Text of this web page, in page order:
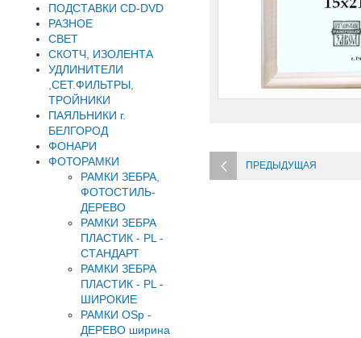
ПРЕДЫДУЩАЯ
ПОДСТАВКИ CD-DVD
РАЗНОЕ
СВЕТ
СКОТЧ, ИЗОЛЕНТА
УДЛИНИТЕЛИ
,СЕТ.ФИЛЬТРЫ,
ТРОЙНИКИ
ПАЯЛЬНИКИ г.
БЕЛГОРОД
ФОНАРИ
ФОТОРАМКИ
РАМКИ ЗЕБРА,
ФОТОСТИЛЬ-
ДЕРЕВО
РАМКИ ЗЕБРА
ПЛАСТИК - PL -
СТАНДАРТ
РАМКИ ЗЕБРА
ПЛАСТИК - PL -
ШИРОКИЕ
РАМКИ OSp -
ДЕРЕВО ширина